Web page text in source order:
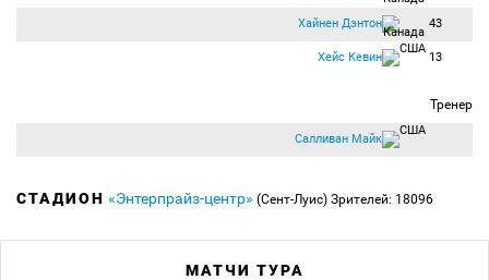
Хайнен Дэнтон 43
Хейс Кевин 13
Тренер
Салливан Майк
СТАДИОН «Энтерпрайз-центр» (Сент-Луис) Зрителей: 18096
МАТЧИ ТУРА